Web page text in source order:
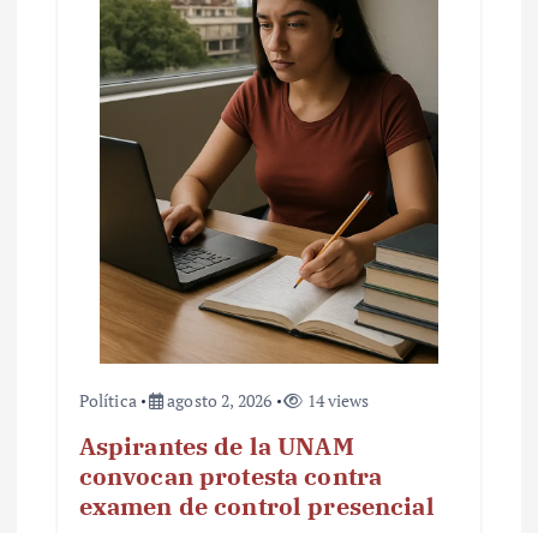
Política agosto 2, 2026 14 views
Aspirantes de la UNAM
convocan protesta contra
examen de control presencial